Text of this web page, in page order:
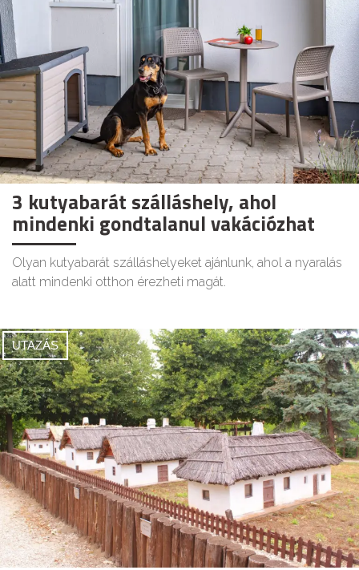
3 kutyabarát szálláshely, ahol
mindenki gondtalanul vakációzhat
Olyan kutyabarát szálláshelyeket ajánlunk, ahol a nyaralás
alatt mindenki otthon érezheti magát.
UTAZÁS